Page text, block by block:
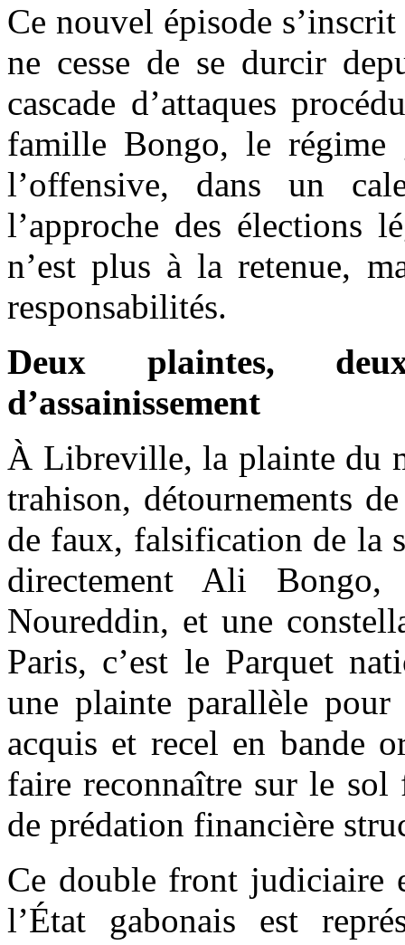
Ce nouvel épisode
ne cesse de se durcir
cascade d’attaques
famille Bongo, le régime
l’offensive, dans un
l’approche des élections
n’est plus à la retenue,
responsabilités.
Deux plaintes,
d’assainissement
À Libreville, la plainte du
trahison, détournements
de faux, falsification de la
directement Ali
Noureddin, et une
Paris, c’est le Parquet
une plainte parallèle
acquis et recel en bande
faire reconnaître sur le sol
de prédation financière
Ce double front judiciaire
l’État gabonais est